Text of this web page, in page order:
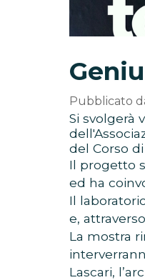
Pubblicato
Si svolgerà
del Corso
Il progetto
ed ha
Il
e,
La mostra
Lascari,